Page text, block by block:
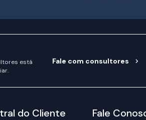
está
Fale com consultores
do Cliente Fale